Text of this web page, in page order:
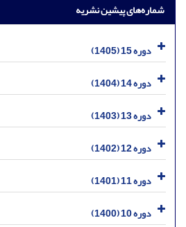
شماره‌های پیشین نشریه
دوره 15 (1405)
دوره 14 (1404)
دوره 13 (1403)
دوره 12 (1402)
دوره 11 (1401)
دوره 10 (1400)